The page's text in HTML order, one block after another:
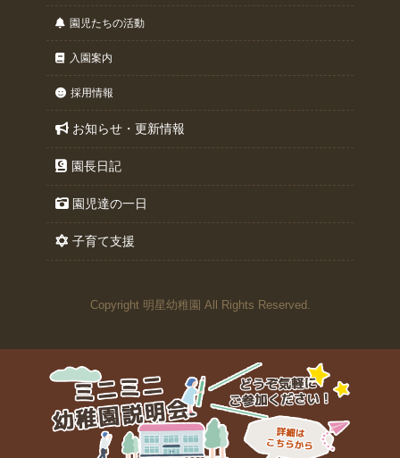
園児たちの活動
入園案内
採用情報
お知らせ・更新情報
園長日記
園児達の一日
子育て支援
Copyright 明星幼稚園 All Rights Reserved.